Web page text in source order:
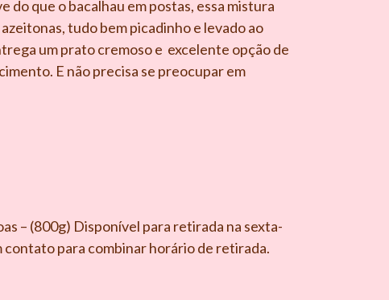
do que o bacalhau em postas, essa mistura
tudo bem picadinho e levado ao
um prato cremoso e excelente opção de
E não precisa se preocupar em
– (800g) Disponível para retirada na sexta-
contato para combinar horário de retirada.